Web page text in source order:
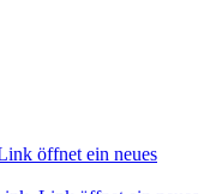
öffnet ein neues